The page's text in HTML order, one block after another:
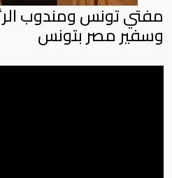
مفتي تونس ومندوب
وسفير مصر بتونس